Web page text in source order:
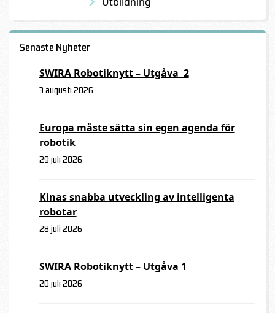
Senaste Nyheter
SWIRA Robotiknytt – Utgåva 2
3 augusti 2026
Europa måste sätta sin egen agenda för
robotik
29 juli 2026
Kinas snabba utveckling av intelligenta
robotar
28 juli 2026
SWIRA Robotiknytt – Utgåva 1
20 juli 2026